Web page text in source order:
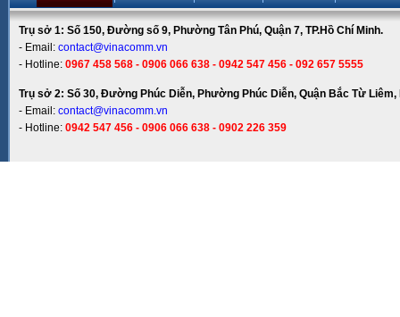
Trụ sở 1: Số 150, Đường số 9, Phường Tân Phú, Quận 7, TP.Hồ Chí Minh.
- Email: contact@vinacomm.vn
- Hotline: 0967 458 568 - 0906 066 638 - 0942 547 456 - 092 657 5555
Trụ sở 2: Số 30, Đường Phúc Diễn, Phường Phúc Diễn, Quận Bắc Từ Liêm,
- Email: contact@vinacomm.vn
- Hotline: 0942 547 456 - 0906 066 638 - 0902 226 359